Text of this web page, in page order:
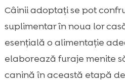
Câinii adoptați se pot
suplimentar în noua lor
esențială o alimentație
elaborează furaje menite
canină în această etapă